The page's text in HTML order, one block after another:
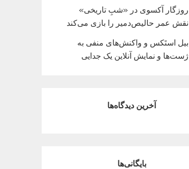
روزگار آکسوی در «شبِ تاریخی»
نقش عمر حالیص‌دمیر را بازی می‌کند
بیل استَکس و واکنش‌های منفی به
ژست‌ها و نمایش آنلاین یک جدایی
آخرین دیدگاه‌ها
بایگانی‌ها